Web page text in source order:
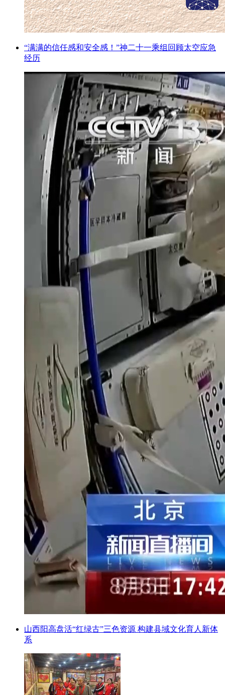
“满满的信任感和安全感！”神二十一乘组回顾太空应急
经历
山西阳高盘活“红绿古”三色资源 构建县域文化育人新体
系